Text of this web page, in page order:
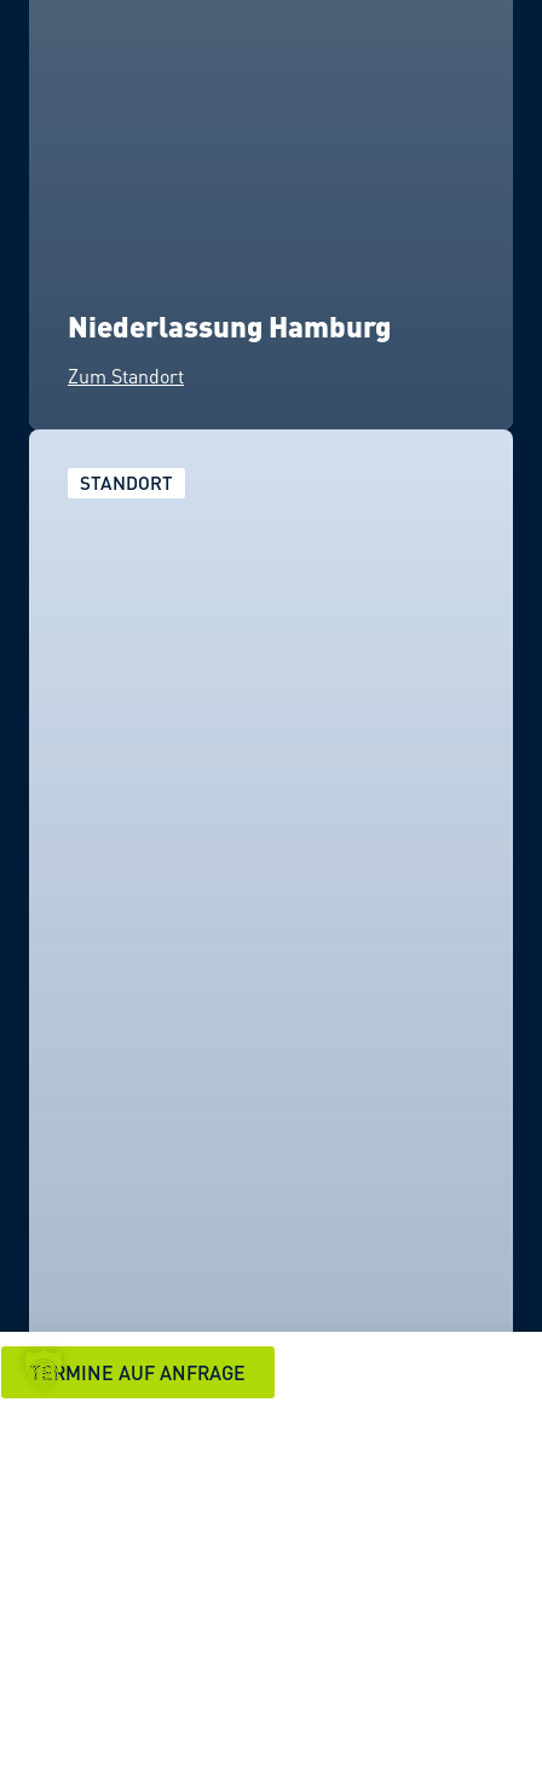
TERMINE AUF ANFRAGE
Niederlassung Hamburg
Zum Standort
STANDORT